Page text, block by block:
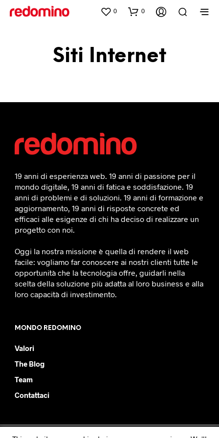
0 0
Siti Internet
19 anni di esperienza web. 19 anni di passione per il
mondo digitale, 19 anni di fatica e soddisfazione. 19
anni di problemi e di soluzioni. 19 anni di formazione e
aggiornamento, 19 anni di risposte concrete ed
efficaci alle esigenze di chi ha deciso di realizzare un
progetto con noi.
Oggi la nostra missione è quella di rendere il web
facile: vogliamo far conoscere ai nostri clienti tutte le
opportunità che la tecnologia offre, guidarli nella
scelta della soluzione più adatta al loro business e alla
loro capacità di investimento.
MONDO REDOMINO
Valori
The Blog
Team
Contattaci